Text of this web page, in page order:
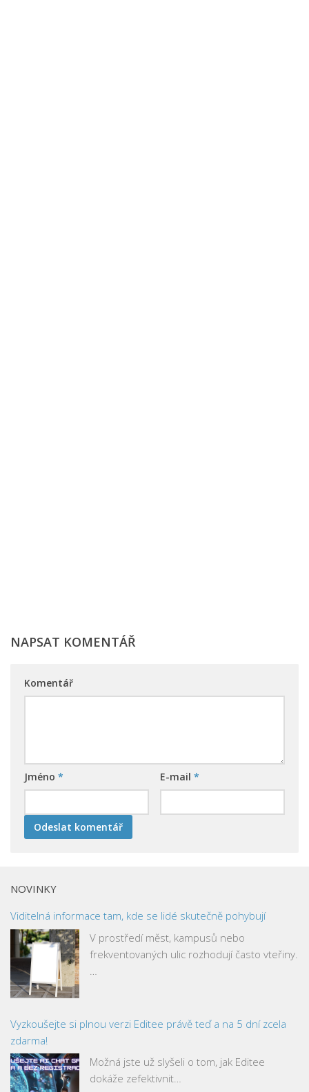
NAPSAT KOMENTÁŘ
Komentář
Jméno * E-mail *
NOVINKY
Viditelná informace tam, kde se lidé skutečně pohybují
V prostředí měst, kampusů nebo
frekventovaných ulic rozhodují často vteřiny.
Vyzkoušejte si plnou verzi Editee právě teď a na 5 dní zcela
zdarma!
Možná jste už slyšeli o tom, jak Editee
dokáže zefektivnit…